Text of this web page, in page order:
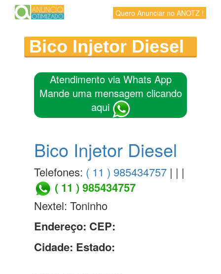
Quero Anunciar no ANOTZ !
Bico Injetor Diesel
Atendimento via Whats App
Mande uma mensagem clicando
aqui
Bico Injetor Diesel
Telefones: ( 11 ) 985434757 | | |
( 11 ) 985434757
Nextel: Toninho
Endereço: CEP:
Cidade: Estado: